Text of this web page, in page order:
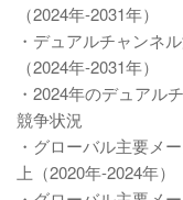
（2024年-2031年）
・デュアルチャンネ
（2024年-2031年）
・2024年のデュアル
競争状況
・グローバル主要メ
上（2020年-2024年）